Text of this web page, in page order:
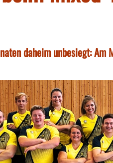
daheim unbesiegt: Am